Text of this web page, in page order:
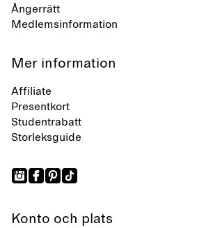
Ångerrätt
Medlemsinformation
Mer information
Affiliate
Presentkort
Studentrabatt
Storleksguide
Konto och plats